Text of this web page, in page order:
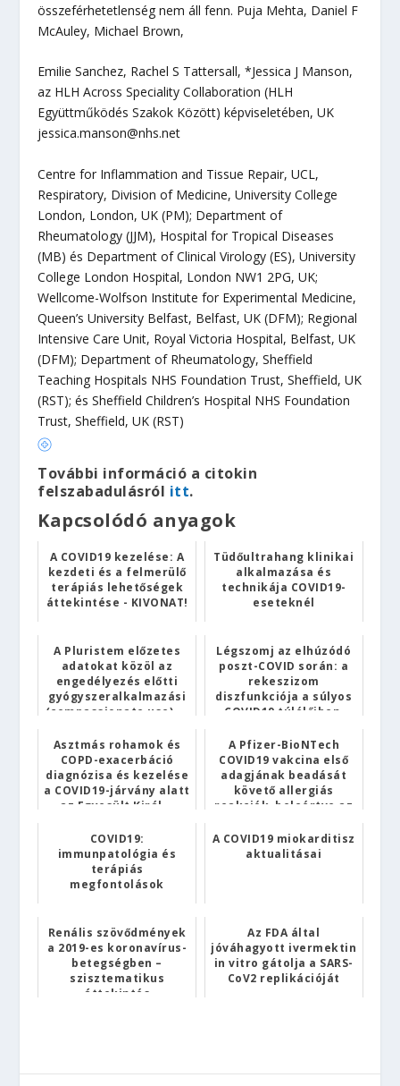
összeférhetetlenség nem áll fenn. Puja Mehta, Daniel F
McAuley, Michael Brown,
Emilie Sanchez, Rachel S Tattersall, *Jessica J Manson,
az HLH Across Speciality Collaboration (HLH
Együttműködés Szakok Között) képviseletében, UK
jessica.manson@nhs.net
Centre for Inflammation and Tissue Repair, UCL,
Respiratory, Division of Medicine, University College
London, London, UK (PM); Department of
Rheumatology (JJM), Hospital for Tropical Diseases
(MB) és Department of Clinical Virology (ES), University
College London Hospital, London NW1 2PG, UK;
Wellcome-Wolfson Institute for Experimental Medicine,
Queen’s University Belfast, Belfast, UK (DFM); Regional
Intensive Care Unit, Royal Victoria Hospital, Belfast, UK
(DFM); Department of Rheumatology, Sheffield
Teaching Hospitals NHS Foundation Trust, Sheffield, UK
(RST); és Sheffield Children’s Hospital NHS Foundation
Trust, Sheffield, UK (RST)
További információ a citokin
felszabadulásról itt.
Kapcsolódó anyagok
A COVID19 kezelése: A
kezdeti és a felmerülő
terápiás lehetőségek
áttekintése - KIVONAT!
Tüdőultrahang klinikai
alkalmazása és
technikája COVID19-
eseteknél
A Pluristem előzetes
adatokat közöl az
engedélyezés előtti
gyógyszeralkalmazási
(compassionate use) ...
Légszomj az elhúzódó
poszt-COVID során: a
rekeszizom
diszfunkciója a súlyos
COVID19 túlélőiben,
Asztmás rohamok és
COPD-exacerbáció
diagnózisa és kezelése
a COVID19-járvány alatt
az Egyesült Királ...
A Pfizer-BioNTech
COVID19 vakcina első
adagjának beadását
követő allergiás
reakciók, beleértve az
COVID19:
immunpatológia és
terápiás
megfontolások
A COVID19 miokarditisz
aktualitásai
Renális szövődmények
a 2019-es koronavírus-
betegségben –
szisztematikus
áttekintés
Az FDA által
jóváhagyott ivermektin
in vitro gátolja a SARS-
CoV2 replikációját